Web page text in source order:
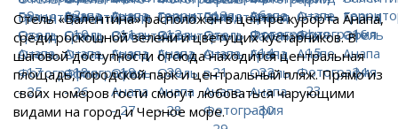
Отель «Валентина» расположен в центре курорта Анапа,
среди роскошной зелени и цветущих кустарников. В
шаговой доступности отсюда находится центральная
площадь, городской парк и центральный пляж. Прямо из
своих номеров гости смогут любоваться чарующими
видами на город и Черное море.